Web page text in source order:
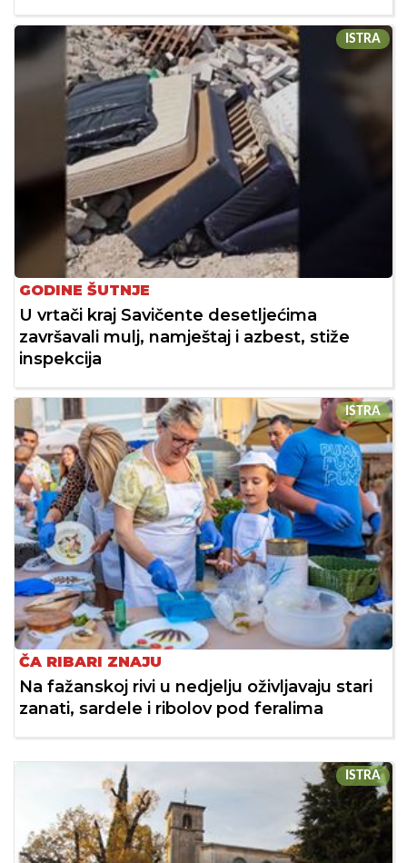
ISTRA
GODINE ŠUTNJE
U vrtači kraj Savičente desetljećima
završavali mulj, namještaj i azbest, stiže
inspekcija
ISTRA
ČA RIBARI ZNAJU
Na fažanskoj rivi u nedjelju oživljavaju stari
zanati, sardele i ribolov pod feralima
ISTRA